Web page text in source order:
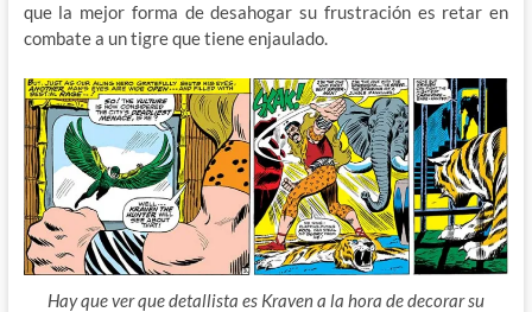
que la mejor forma de desahogar su frustración es retar en
combate a un tigre que tiene enjaulado.
Hay que ver que detallista es Kraven a la hora de decorar su